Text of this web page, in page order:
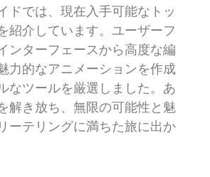
ドでは、現在入手可能なトッ
紹介しています。ユーザーフ
ンターフェースから高度な編
力的なアニメーションを作成
なツールを厳選しました。あ
解き放ち、無限の可能性と魅
ーテリングに満ちた旅に出か